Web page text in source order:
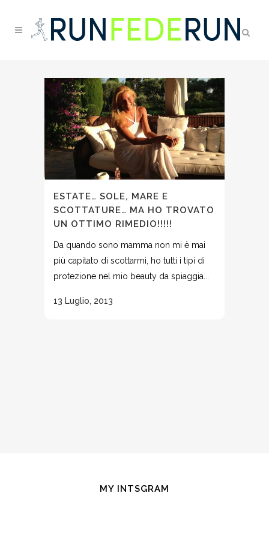
ESTATE… SOLE, MARE E
SCOTTATURE… MA HO TROVATO
UN OTTIMO RIMEDIO!!!!!
Da quando sono mamma non mi è mai
più capitato di scottarmi, ho tutti i tipi di
protezione nel mio beauty da spiaggia...
13 Luglio, 2013
MY INTSGRAM